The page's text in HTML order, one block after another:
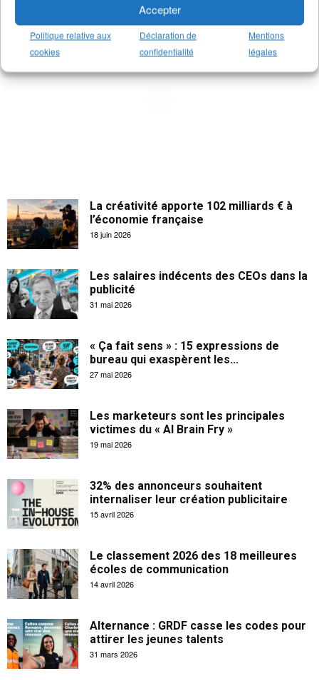
Accepter
Politique relative aux
cookies
Déclaration de
confidentialité
Mentions
légales
La créativité apporte 102 milliards € à
l’économie française
18 juin 2026
Les salaires indécents des CEOs dans la
publicité
31 mai 2026
« Ça fait sens » : 15 expressions de
bureau qui exaspèrent les...
27 mai 2026
Les marketeurs sont les principales
victimes du « AI Brain Fry »
19 mai 2026
32% des annonceurs souhaitent
internaliser leur création publicitaire
15 avril 2026
Le classement 2026 des 18 meilleures
écoles de communication
14 avril 2026
Alternance : GRDF casse les codes pour
attirer les jeunes talents
31 mars 2026